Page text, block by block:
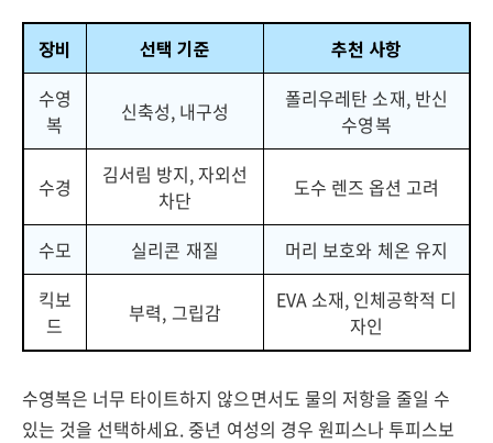
장비 선택 기준
추천 사항
수영
복
신축성, 내구성
폴리우레탄 소재, 반신
수영복
수경
김서림 방지, 자외선
차단
도수 렌즈 옵션 고려
수모 실리콘 재질
머리 보호와 체온 유지
킥보
드
부력, 그립감
EVA 소재, 인체공학적 디
자인
수영복은 너무 타이트하지 않으면서도 물의 저항을 줄일 수
있는 것을 선택하세요. 중년 여성의 경우 원피스나 투피스보